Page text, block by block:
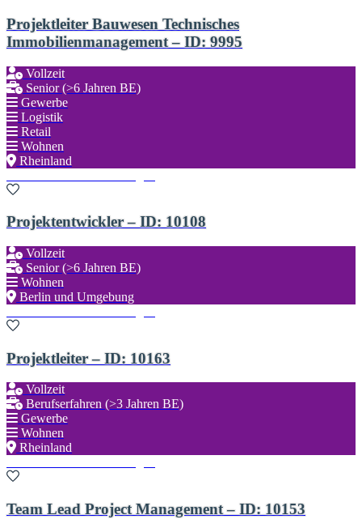
Projektleiter Bauwesen Technisches
Immobilienmanagement – ID: 9995
Vollzeit
Senior (>6 Jahren BE)
Gewerbe
Logistik
Retail
Wohnen
Rheinland
Projektentwickler – ID: 10108
Vollzeit
Senior (>6 Jahren BE)
Wohnen
Berlin und Umgebung
Projektleiter – ID: 10163
Vollzeit
Berufserfahren (>3 Jahren BE)
Gewerbe
Wohnen
Rheinland
Team Lead Project Management – ID: 10153